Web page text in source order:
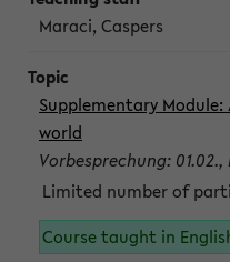
Maraci, Caspers
Supplementary
world
Vorbesprechung: 01.02.,
Limited number of
Course taught in